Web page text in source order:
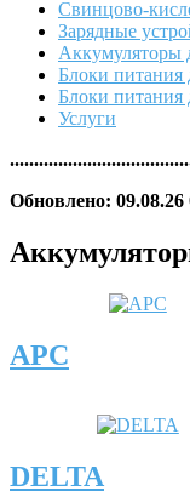
Свинцово-
Зарядные
Аккумуляторы
Блоки питания
Блоки питания
Услуги
Обновлено: 09.08.26
APC
DELTA